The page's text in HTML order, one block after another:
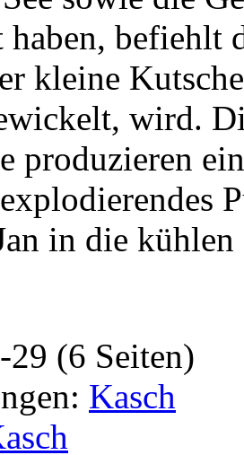
befiehlt
kleine
wird.
produzieren
in die
29 (6 Seiten)
Kasch